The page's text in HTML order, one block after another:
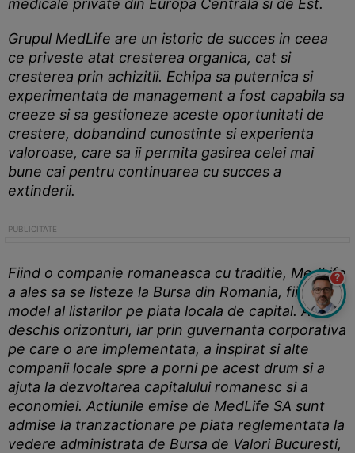
medicale private din Europa Centrala si de Est.
Grupul MedLife are un istoric de succes in ceea
ce priveste atat cresterea organica, cat si
cresterea prin achizitii. Echipa sa puternica si
experimentata de management a fost capabila sa
creeze si sa gestioneze aceste oportunitati de
crestere, dobandind cunostinte si experienta
valoroase, care sa ii permita gasirea celei mai
bune cai pentru continuarea cu succes a
extinderii.
Fiind o companie romaneasca cu traditie, MedLife
a ales sa se listeze la Bursa din Romania, fiind un
model al listarilor pe piata locala de capital. A
deschis orizonturi, iar prin guvernanta corporativa
pe care o are implementata, a inspirat si alte
companii locale spre a porni pe acest drum si a
ajuta la dezvoltarea capitalului romanesc si a
economiei. Actiunile emise de MedLife SA sunt
admise la tranzactionare pe piata reglementata la
vedere administrata de Bursa de Valori Bucuresti,
?